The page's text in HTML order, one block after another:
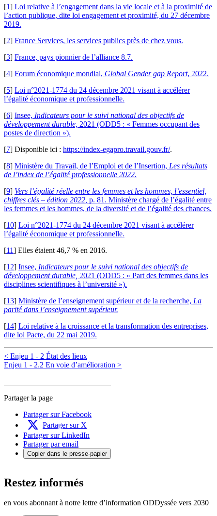
[1] Loi relative à l’engagement dans la vie locale et à la proximité de
l’action publique, dite loi engagement et proximité, du 27 décembre
2019.
[2] France Services, les services publics près de chez vous.
[3] France, pays pionnier de l’alliance 8.7.
[4] Forum économique mondial, Global Gender gap Report, 2022.
[5] Loi n°2021-1774 du 24 décembre 2021 visant à accélérer
l’égalité économique et professionnelle.
[6] Insee, Indicateurs pour le suivi national des objectifs de
développement durable, 2021 (ODD5 : « Femmes occupant des
postes de direction »).
[7] Disponible ici : https://index-egapro.travail.gouv.fr/.
[8] Ministère du Travail, de l’Emploi et de l’Insertion, Les résultats
de l’index de l’égalité professionnelle 2022.
[9] Vers l’égalité réelle entre les femmes et les hommes, l’essentiel,
chiffres clés – édition 2022, p. 81. Ministère chargé de l’égalité entre
les femmes et les hommes, de la diversité et de l’égalité des chances.
[10] Loi n°2021-1774 du 24 décembre 2021 visant à accélérer
l’égalité économique et professionnelle.
[11] Elles étaient 46,7 % en 2016.
[12] Insee, Indicateurs pour le suivi national des objectifs de
développement durable, 2021 (ODD5 : « Part des femmes dans les
disciplines scientifiques à l’université »).
[13] Ministère de l’enseignement supérieur et de la recherche, La
parité dans l’enseignement supérieur.
[14] Loi relative à la croissance et la transformation des entreprises,
dite loi Pacte, du 22 mai 2019.
< Enjeu 1 - 2 État des lieux
Enjeu 1 - 2.2 En voie d’amélioration >
Partager la page
Partager sur Facebook
Partager sur X
Partager sur LinkedIn
Partager par email
Copier dans le presse-papier
Restez informés
en vous abonnant à notre lettre d’information ODDyssée vers 2030